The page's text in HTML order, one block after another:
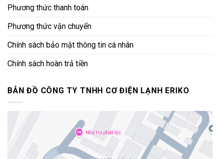
Phương thức thanh toán
Phương thức vận chuyển
Chính sách bảo mật thông tin cá nhân
Chính sách hoàn trả tiền
BẢN ĐỒ CÔNG TY TNHH CƠ ĐIỆN LẠNH ERIKO